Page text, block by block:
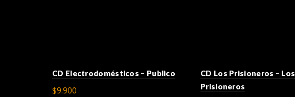
CD Electrodomésticos – Publico
$9.900
CD Los Prisioneros – Los
Prisioneros